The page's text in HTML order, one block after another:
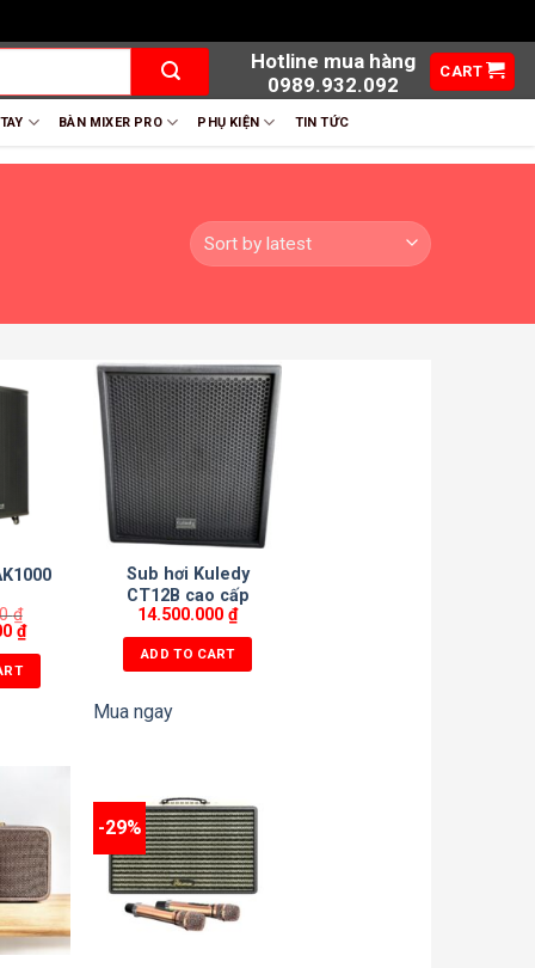
Hotline mua hàng
0989.932.092
CART
BÀN MIXER PRO PHỤ KIỆN TIN TỨC
₫
₫
Sub hơi Kuledy
CT12B cao cấp
Bass 30
14.500.000₫
ADD TO CART
Mua ngay
-29%